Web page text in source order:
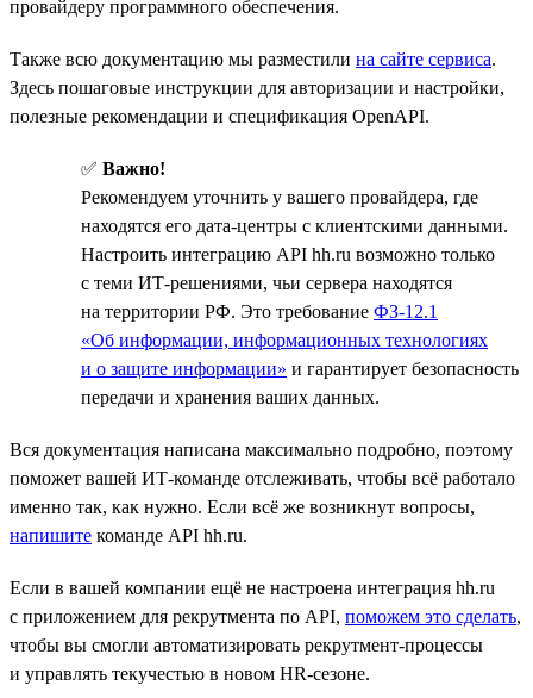
провайдеру программного обеспечения.
Также всю документацию мы разместили на сайте сервиса.
Здесь пошаговые инструкции для авторизации и настройки,
полезные рекомендации и спецификация OpenAPI.
✅ Важно!
Рекомендуем уточнить у вашего провайдера, где
находятся его дата-центры с клиентскими данными.
Настроить интеграцию API hh.ru возможно только
с теми ИТ-решениями, чьи сервера находятся
на территории РФ. Это требование ФЗ-12.1
«Об информации, информационных технологиях
и о защите информации» и гарантирует безопасность
передачи и хранения ваших данных.
Вся документация написана максимально подробно, поэтому
поможет вашей ИТ-команде отслеживать, чтобы всё работало
именно так, как нужно. Если всё же возникнут вопросы,
напишите команде API hh.ru.
Если в вашей компании ещё не настроена интеграция hh.ru
с приложением для рекрутмента по API, поможем это сделать,
чтобы вы смогли автоматизировать рекрутмент-процессы
и управлять текучестью в новом HR-сезоне.